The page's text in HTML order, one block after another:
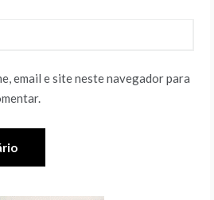
email e site neste navegador para